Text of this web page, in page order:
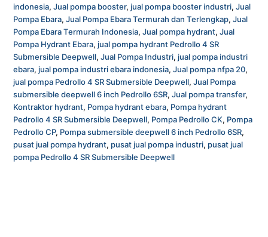
indonesia,Jual pompa booster, jual pompa booster industri,Jual
Pompa Ebara,Jual Pompa Ebara Termurah dan Terlengkap,Jual
Pompa Ebara Termurah Indonesia,Jual pompa hydrant,Jual
Pompa Hydrant Ebara, jual pompa hydrant Pedrollo 4 SR
Submersible Deepwell,Jual Pompa Industri, jual pompa industri
ebara, jual pompa industri ebara indonesia,Jual pompa nfpa 20,
jual pompa Pedrollo 4 SR Submersible Deepwell,Jual Pompa
submersible deepwell 6 inch Pedrollo 6SR,Jual pompa transfer,
Kontraktor hydrant, Pompa hydrant ebara, Pompa hydrant
Pedrollo 4 SR Submersible Deepwell, Pompa Pedrollo CK, Pompa
Pedrollo CP, Pompa submersible deepwell 6 inch Pedrollo 6SR,
pusat jual pompa hydrant, pusat jual pompa industri, pusat jual
pompa Pedrollo 4 SR Submersible Deepwell